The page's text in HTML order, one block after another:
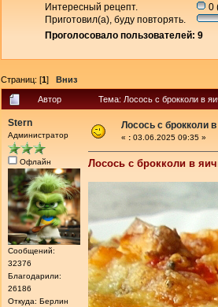
Интересный рецепт.
0
Приготовил(а), буду повторять.
Проголосовало пользователей: 9
Страниц: [1] Вниз
Автор Тема: Лосось с брокколи в
Stern
Администратор
Офлайн
Сообщений:
32376
Благодарили:
26186
Откуда: Берлин
Лосось с брокколи
« : 03.06.2025 09:35 »
Лосось с брокколи в